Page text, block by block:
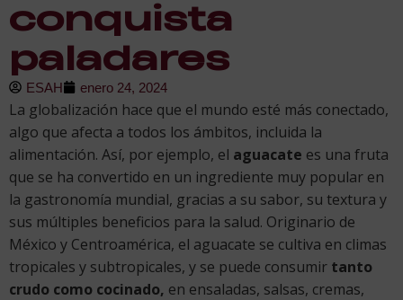
conquista
paladares
ESAH enero 24, 2024
La globalización hace que el mundo esté más conectado,
algo que afecta a todos los ámbitos, incluida la
alimentación. Así, por ejemplo, el aguacate es una fruta
que se ha convertido en un ingrediente muy popular en
la gastronomía mundial, gracias a su sabor, su textura y
sus múltiples beneficios para la salud. Originario de
México y Centroamérica, el aguacate se cultiva en climas
tropicales y subtropicales, y se puede consumir tanto
crudo como cocinado, en ensaladas, salsas, cremas,